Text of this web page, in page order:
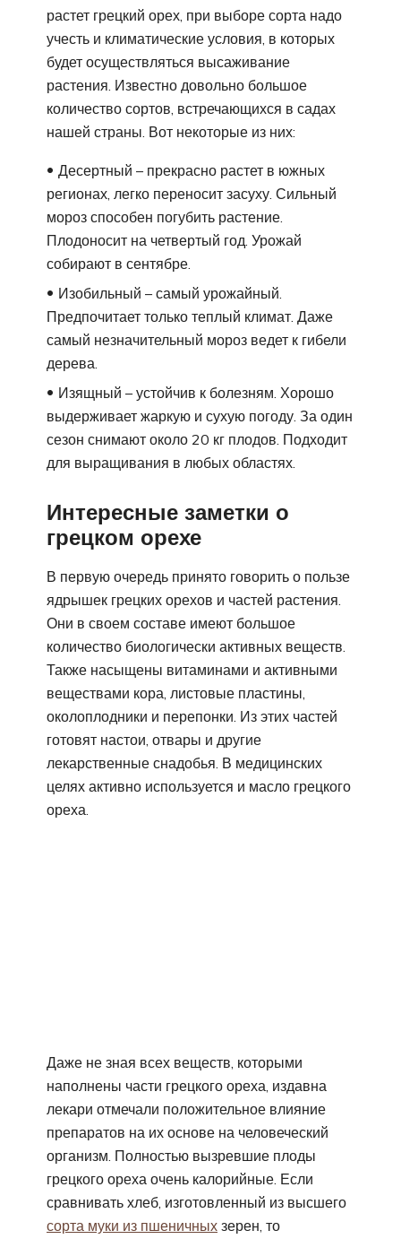
растет грецкий орех, при выборе сорта надо
учесть и климатические условия, в которых
будет осуществляться высаживание
растения. Известно довольно большое
количество сортов, встречающихся в садах
нашей страны. Вот некоторые из них:
Десертный – прекрасно растет в южных
регионах, легко переносит засуху. Сильный
мороз способен погубить растение.
Плодоносит на четвертый год. Урожай
собирают в сентябре.
Изобильный – самый урожайный.
Предпочитает только теплый климат. Даже
самый незначительный мороз ведет к гибели
дерева.
Изящный – устойчив к болезням. Хорошо
выдерживает жаркую и сухую погоду. За один
сезон снимают около 20 кг плодов. Подходит
для выращивания в любых областях.
Интересные заметки о
грецком орехе
В первую очередь принято говорить о пользе
ядрышек грецких орехов и частей растения.
Они в своем составе имеют большое
количество биологически активных веществ.
Также насыщены витаминами и активными
веществами кора, листовые пластины,
околоплодники и перепонки. Из этих частей
готовят настои, отвары и другие
лекарственные снадобья. В медицинских
целях активно используется и масло грецкого
ореха.
Даже не зная всех веществ, которыми
наполнены части грецкого ореха, издавна
лекари отмечали положительное влияние
препаратов на их основе на человеческий
организм. Полностью вызревшие плоды
грецкого ореха очень калорийные. Если
сравнивать хлеб, изготовленный из высшего
сорта муки из пшеничных зерен, то